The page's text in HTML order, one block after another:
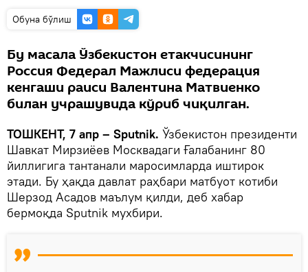
Oбуна бўлиш
Бу масала Ўзбекистон етакчисининг
Россия Федерал Мажлиси федерация
кенгаши раиси Валентина Матвиенко
билан учрашувида кўриб чиқилган.
ТОШКЕНТ, 7 апр – Sputnik. Ўзбекистон президенти
Шавкат Мирзиёев Москвадаги Ғалабанинг 80
йиллигига тантанали маросимларда иштирок
этади. Бу ҳақда давлат раҳбари матбуот котиби
Шерзод Асадов маълум қилди, деб хабар
бермоқда Sputnik мухбири.